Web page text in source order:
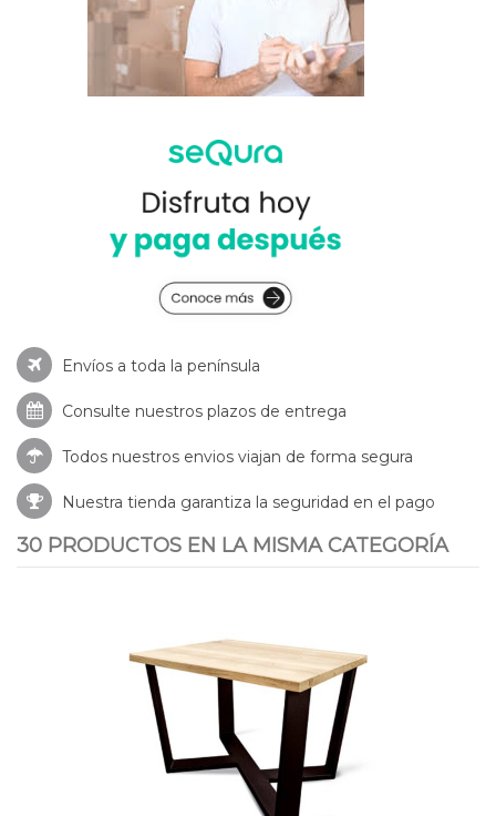
Envíos a toda la península
Consulte nuestros plazos de entrega
Todos nuestros envios viajan de forma segura
Nuestra tienda garantiza la seguridad en el pago
30 PRODUCTOS EN LA MISMA CATEGORÍA